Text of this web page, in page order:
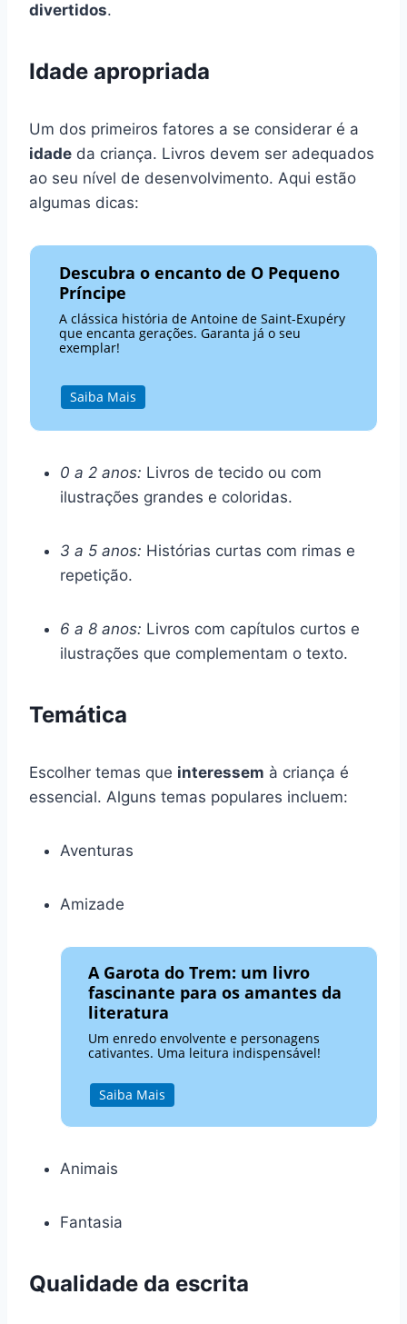
divertidos.
Idade apropriada
Um dos primeiros fatores a se considerar é a
idade da criança. Livros devem ser adequados
ao seu nível de desenvolvimento. Aqui estão
algumas dicas:
Descubra o encanto de O Pequeno
Príncipe
A clássica história de Antoine de Saint-Exupéry
que encanta gerações. Garanta já o seu
exemplar!
Saiba Mais
0 a 2 anos: Livros de tecido ou com
ilustrações grandes e coloridas.
3 a 5 anos: Histórias curtas com rimas e
repetição.
6 a 8 anos: Livros com capítulos curtos e
ilustrações que complementam o texto.
Temática
Escolher temas que interessem à criança é
essencial. Alguns temas populares incluem:
Aventuras
Amizade
A Garota do Trem: um livro
fascinante para os amantes da
literatura
Um enredo envolvente e personagens
cativantes. Uma leitura indispensável!
Saiba Mais
Animais
Fantasia
Qualidade da escrita